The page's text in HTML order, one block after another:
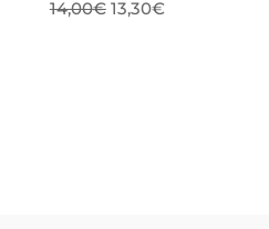
14,00€ Il
13,30€Il